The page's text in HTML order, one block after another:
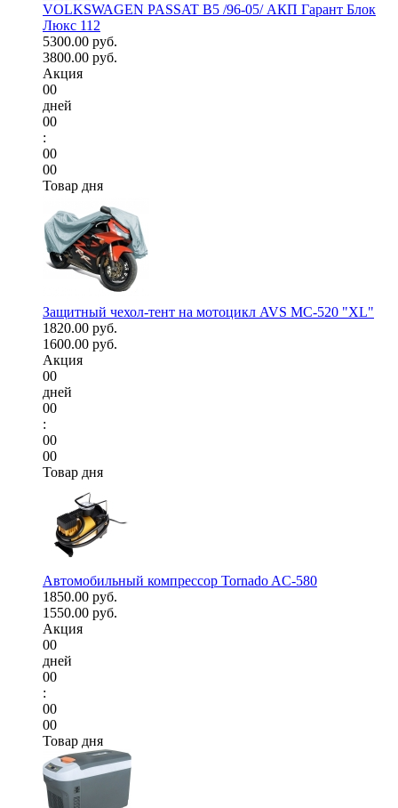
VOLKSWAGEN PASSAT B5 /96-05/ АКП Гарант Блок
Люкс 112
5300.00 руб.
3800.00 руб.
Акция
00
дней
00
:
00
00
Товар дня
Защитный чехол-тент на мотоцикл AVS МС-520 "XL"
1820.00 руб.
1600.00 руб.
Акция
00
дней
00
:
00
00
Товар дня
Автомобильный компрессор Tornado AC-580
1850.00 руб.
1550.00 руб.
Акция
00
дней
00
:
00
00
Товар дня